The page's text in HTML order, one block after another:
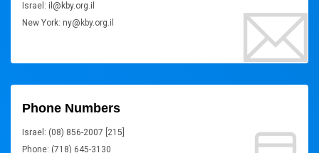
Israel: il@kby.org.il
New York: ny@kby.org.il
Phone Numbers
Israel: (08) 856-2007 [215]
Phone: (718) 645-3130